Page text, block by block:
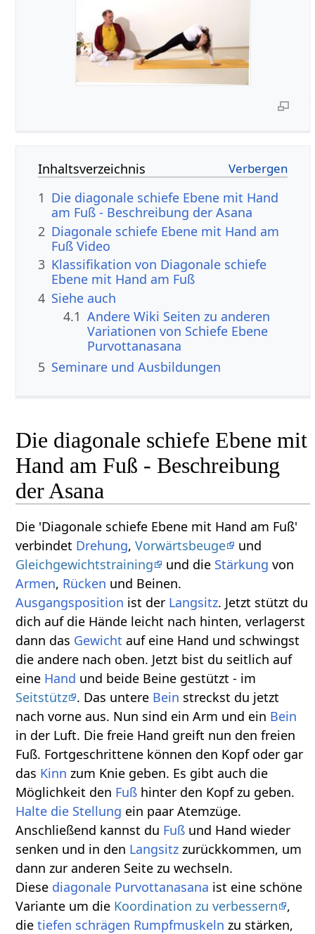
Inhaltsverzeichnis
1 Die diagonale schiefe Ebene mit Hand
am Fuß - Beschreibung der Asana
2 Diagonale schiefe Ebene mit Hand am
Fuß Video
3 Klassifikation von Diagonale schiefe
Ebene mit Hand am Fuß
4 Siehe auch
4.1 Andere Wiki Seiten zu anderen
Variationen von Schiefe Ebene
Purvottanasana
5 Seminare und Ausbildungen
Die diagonale schiefe Ebene mit
Hand am Fuß - Beschreibung
der Asana
Die 'Diagonale schiefe Ebene mit Hand am Fuß'
verbindet Drehung,Vorwärtsbeuge
und
Gleichgewichtstraining
und die Stärkung von
Armen, Rücken und Beinen.
Ausgangsposition ist der Langsitz. Jetzt stützt du
dich auf die Hände leicht nach hinten, verlagerst
dann das Gewicht auf eine Hand und schwingst
die andere nach oben. Jetzt bist du seitlich auf
eine Hand und beide Beine gestützt - im
Seitstütz . Das untere Bein streckst du jetzt
nach vorne aus. Nun sind ein Arm und ein Bein
in der Luft. Die freie Hand greift nun den freien
Fuß. Fortgeschrittene können den Kopf oder gar
das Kinn zum Knie geben. Es gibt auch die
Möglichkeit den Fuß hinter den Kopf zu geben.
Halte die Stellung ein paar Atemzüge.
Anschließend kannst du Fuß und Hand wieder
senken und in den Langsitz zurückkommen, um
dann zur anderen Seite zu wechseln.
Diese diagonale Purvottanasana ist eine schöne
Variante um die Koordination zu verbessern
,
dietiefen schrägen Rumpfmuskeln zu stärken,